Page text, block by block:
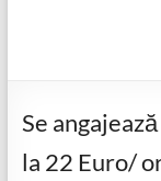
Se
la 22 Euro/